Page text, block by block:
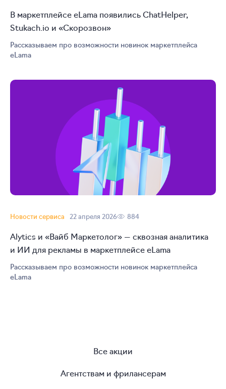
В маркетплейсе eLama появились ChatHelper,
Stukach.io и «Скорозвон»
Рассказываем про возможности новинок маркетплейса
eLama
Новости сервиса 22 апреля 2026 884
Alytics и «Вайб Маркетолог» — сквозная аналитика
и ИИ для рекламы в маркетплейсе eLama
Рассказываем про возможности новинок маркетплейса
eLama
Все акции
Агентствам и фрилансерам